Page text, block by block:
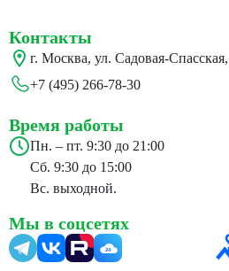
Контакты
г. Москва, ул. Садовая-
+7 (495) 266-78-30
Время работы
Пн. – пт. 9:30 до 21:00
Сб. 9:30 до 15:00
Вс. выходной.
Мы в соцсетях
24